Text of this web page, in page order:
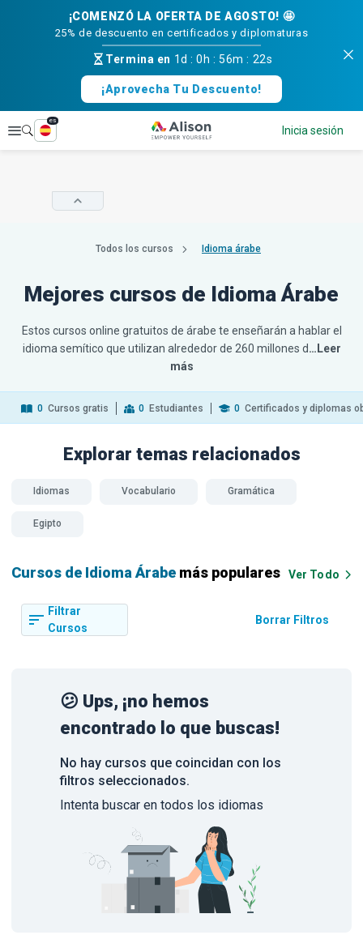
¡COMENZÓ LA OFERTA DE AGOSTO! 🤩
25% de descuento en certificados y diplomaturas
Termina en 1d :0h :56m : 21s
¡Aprovecha Tu Descuento!
Explorar
es
Inicia sesión
Todos los cursos Idioma árabe
Mejores cursos de Idioma Árabe
Estos cursos online gratuitos de árabe te enseñarán a hablar el
idioma semítico que utilizan alrededor de 260 millones d…Leer
más
0 Cursos gratis 0 Estudiantes 0 Certificados y diplomas
Explorar temas relacionados
Idiomas Vocabulario Gramática
Egipto
Cursos de Idioma Árabe más populares Ver Todo
Filtrar
Cursos
Borrar Filtros
😕 Ups, ¡no hemos
encontrado lo que buscas!
No hay cursos que coincidan con los
filtros seleccionados.
Intenta buscar en todos los idiomas